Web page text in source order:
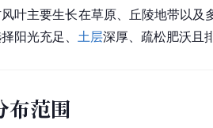
叶主要生长在草原、丘陵地带以
阳光充足、 土层深厚、疏松肥沃且
布范围